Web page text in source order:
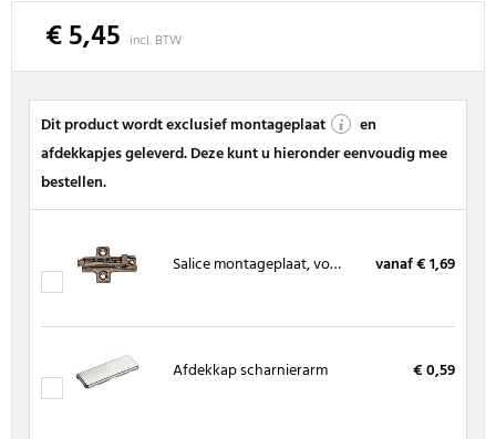
€ 5,45 incl. BTW
Dit product wordt exclusief montageplaat
en
afdekkapjes geleverd. Deze kunt u hieronder eenvoudig mee
bestellen.
Salice montageplaat, voor spaanplaatschroeven vanaf € 1,69
Afdekkap scharnierarm € 0,59